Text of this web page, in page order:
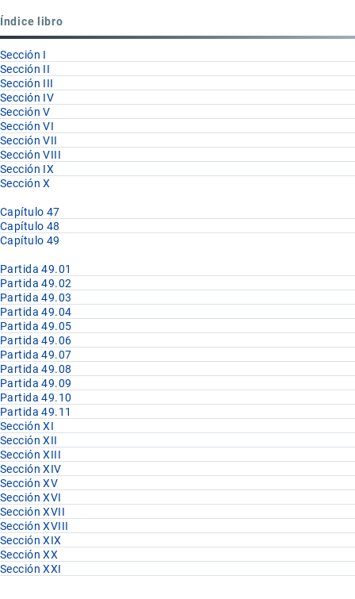
Índice libro
Sección I
Sección II
Sección III
Sección IV
Sección V
Sección VI
Sección VII
Sección VIII
Sección IX
Sección X
Capítulo 47
Capítulo 48
Capítulo 49
Partida 49.01
Partida 49.02
Partida 49.03
Partida 49.04
Partida 49.05
Partida 49.06
Partida 49.07
Partida 49.08
Partida 49.09
Partida 49.10
Partida 49.11
Sección XI
Sección XII
Sección XIII
Sección XIV
Sección XV
Sección XVI
Sección XVII
Sección XVIII
Sección XIX
Sección XX
Sección XXI